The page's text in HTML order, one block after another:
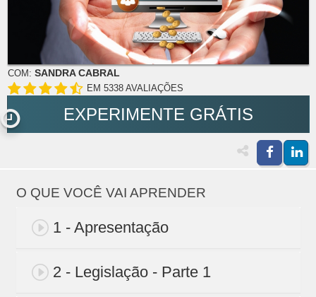
COM: SANDRA CABRAL
EM 5338 AVALIAÇÕES
EXPERIMENTE GRÁTIS
O QUE VOCÊ VAI APRENDER
1 - Apresentação
2 - Legislação - Parte 1